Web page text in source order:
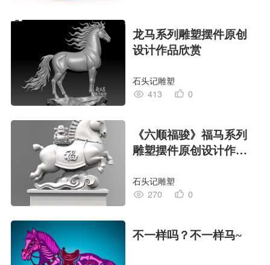
龙马系列雕塑摆件原创
设计作品欣赏
石头记雕塑
413
0
《六顺福骏》福马系列
雕塑摆件原创设计作品
石头记雕塑
270
0
不一样吗？不一样马~